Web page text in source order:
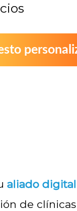
aliado digital
de